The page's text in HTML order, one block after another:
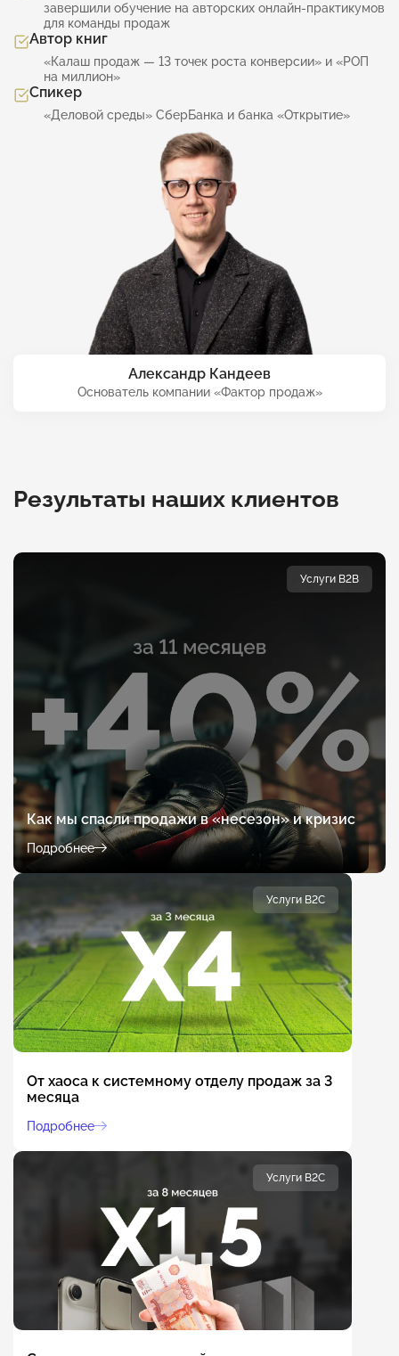
завершили обучение на авторских онлайн-практикумов
для команды продаж
Автор книг
«Калаш продаж — 13 точек роста конверсии» и «РОП
на миллион»
Спикер
«Деловой среды» СберБанка и банка «Открытие»
Александр Кандеев
Основатель компании «Фактор продаж»
Результаты наших клиентов
Как мы спасли продажи в «несезон» и кризис
Подробнее
Услуги B2B
От хаоса к системному отделу продаж за 3
месяца
Подробнее
Услуги B2C
Услуги B2C